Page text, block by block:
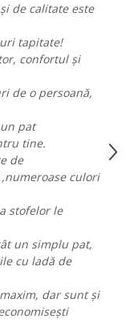
de calitate este
tapitate!
confortul și
de o persoană,
pat
tine.
de
culori
stofelor le
un simplu pat,
cu ladă de
dar sunt și